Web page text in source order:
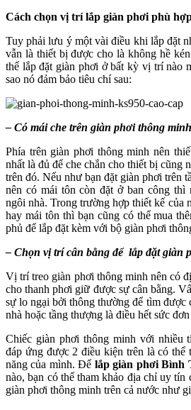
Cách chọn vị trí lắp giàn phơi phù
Tuy phải lưu ý một vài điều khi lắp đặt
vẫn là thiết bị được cho là không hề
thể lắp đặt giàn phơi ở bất kỳ vị trí nào
sao nó đảm bảo tiêu chí sau:
– Có mái che trên giàn phơi thông minh
Phía trên giàn phơi thông minh nên
nhất là đủ để che chắn cho thiết bị cũng
trên đó. Nếu như bạn đặt giàn phơi trên
nên có mái tôn còn đặt ở ban công thì
ngôi nhà. Trong trường hợp thiết kế của
hay mái tôn thì bạn cũng có thể mua
phủ để lắp đặt kèm với bộ giàn phơi
– Chọn vị trí cân bằng để lắp đặt giàn
Vị trí treo giàn phơi thông minh nên có
cho thanh phơi giữ được sự cân bằng.
sự lo ngại bởi thông thường để tìm được
nhà hoặc tầng thượng là điều hết sức
Chiếc giàn phơi thông minh với nhiều
đáp ứng được 2 điều kiện trên là có thể
năng của mình. Để lắp giàn phơi Bình
nào, bạn có thể tham khảo địa chỉ uy tín
giàn phơi thông minh trên cả nước như